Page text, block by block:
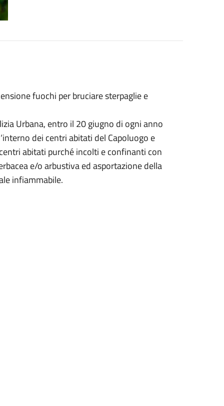
fuochi per bruciare sterpaglie e
Urbana, entro il 20 giugno di ogni anno
dei centri abitati del Capoluogo e
abitati purché incolti e confinanti con
e/o arbustiva ed asportazione della
infiammabile.